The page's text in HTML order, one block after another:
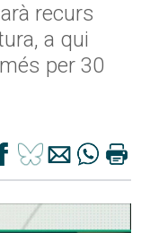
recurs
a qui
per 30